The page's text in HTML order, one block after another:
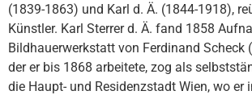
(1839-1863) und Karl d. Ä. (1844-1918),
Künstler. Karl Sterrer d. Ä. fand 1858
Bildhauerwerkstatt von Ferdinand Scheck
der er bis 1868 arbeitete, zog als
die Haupt- und Residenzstadt Wien, wo er